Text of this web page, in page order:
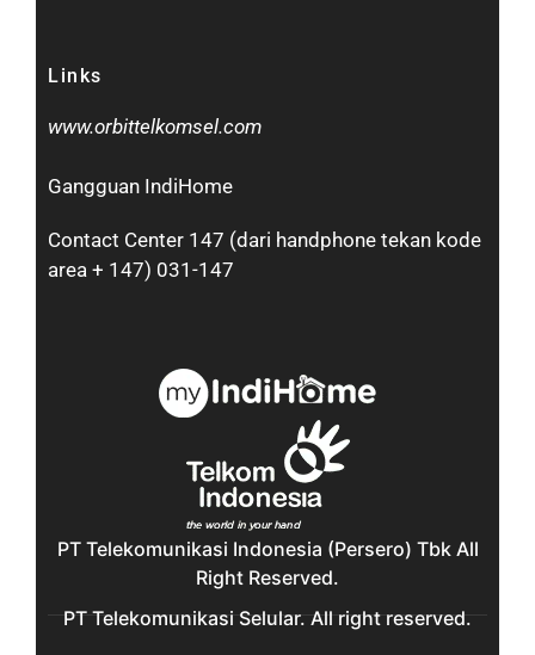
Links
www.orbittelkomsel.com
Gangguan IndiHome
Contact Center 147 (dari handphone tekan kode
area + 147) 031-147
PT Telekomunikasi Indonesia (Persero) Tbk All
Right Reserved.
PT Telekomunikasi Selular. All right reserved.